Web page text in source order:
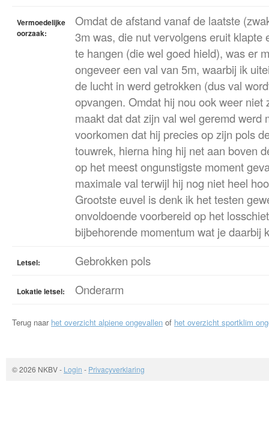
Vermoedelijke
oorzaak:
Omdat de afstand vanaf de laatste
3m was, die nut vervolgens eruit klapte
te hangen (die wel goed hield), was er
ongeveer een val van 5m, waarbij ik
de lucht in werd getrokken (dus val
opvangen. Omdat hij nou ook weer niet
maakt dat dat zijn val wel geremd werd
voorkomen dat hij precies op zijn pols
touwrek, hierna hing hij net aan boven
op het meest ongunstigste moment
maximale val terwijl hij nog niet heel
Grootste euvel is denk ik het testen
onvoldoende voorbereid op het
bijbehorende momentum wat je daarbij
Letsel: Gebrokken pols
Lokatie letsel: Onderarm
Terug naar het overzicht alpiene ongevallen of het overzicht sportklim
© 2026 NKBV- Login - Privacyverklaring